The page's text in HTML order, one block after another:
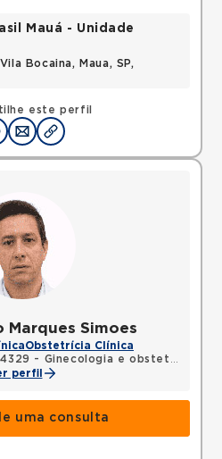
este perfil
Mauá - Unidade
Bocaina, Maua, SP,
Marques Simoes
Obstetrícia Clínica
- Ginecologia e obstetrícia
perfil
uma consulta